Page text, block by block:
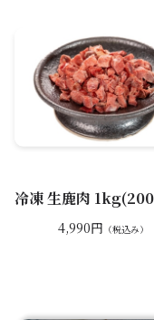
冷凍 生鹿肉
4,990円 （税込み）